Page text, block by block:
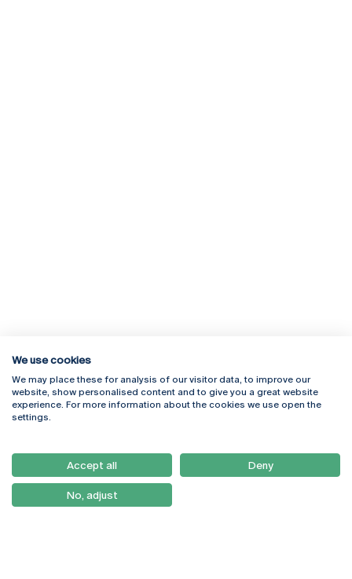
Rua Diogo Botelho 1327
4169-005 Porto
+351 226 196 240
Campus Online
Webmail
Como Chegar
Newsletter
We use cookies
We may place these for analysis of our visitor data, to improve our
website, show personalised content and to give you a great website
experience. For more information about the cookies we use open the
settings.
Accept all Deny
No, adjust